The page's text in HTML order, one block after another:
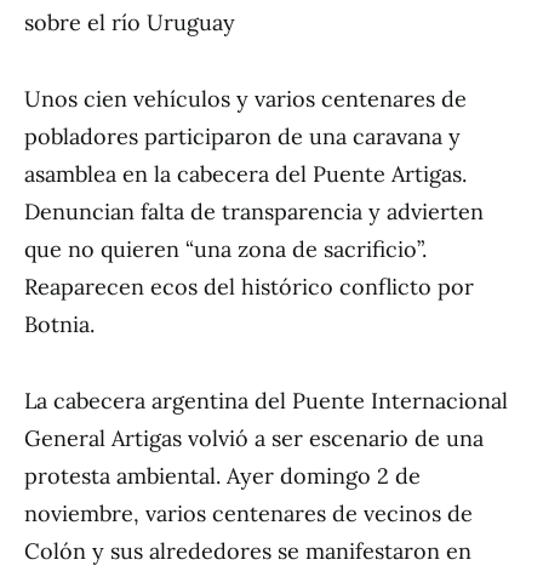
sobre el río Uruguay
Unos cien vehículos y varios centenares de
pobladores participaron de una caravana y
asamblea en la cabecera del Puente Artigas.
Denuncian falta de transparencia y advierten
que no quieren “una zona de sacrificio”.
Reaparecen ecos del histórico conflicto por
Botnia.
La cabecera argentina del Puente Internacional
General Artigas volvió a ser escenario de una
protesta ambiental. Ayer domingo 2 de
noviembre, varios centenares de vecinos de
Colón y sus alrededores se manifestaron en